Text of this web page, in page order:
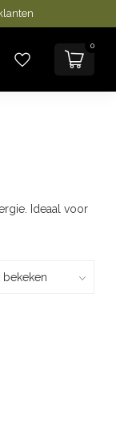
0
Ideaal voor